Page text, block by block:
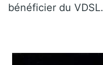
bénéficier du VDSL.